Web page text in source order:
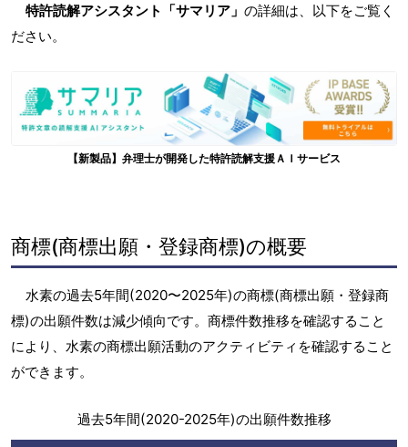
特許読解アシスタント「サマリア」 の詳細は、以下をご覧く
ださい。
【新製品】弁理士が開発した特許読解支援ＡＩサービス
商標(商標出願・登録商標)の概要
水素の過去5年間(2020〜2025年)の商標(商標出願・登録商
標)の出願件数は減少傾向です。商標件数推移を確認すること
により、水素の商標出願活動のアクティビティを確認すること
ができます。
過去5年間(2020-2025年)の出願件数推移